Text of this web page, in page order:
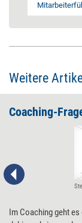
Weitere
Coaching-
Im Coaching geht